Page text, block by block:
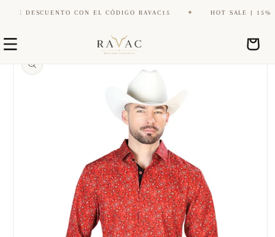
directamente
al contenido
CON EL CÓDIGO RAVAC15 ✦ HOT SALE | 15% DE
Carrito
directamente
información